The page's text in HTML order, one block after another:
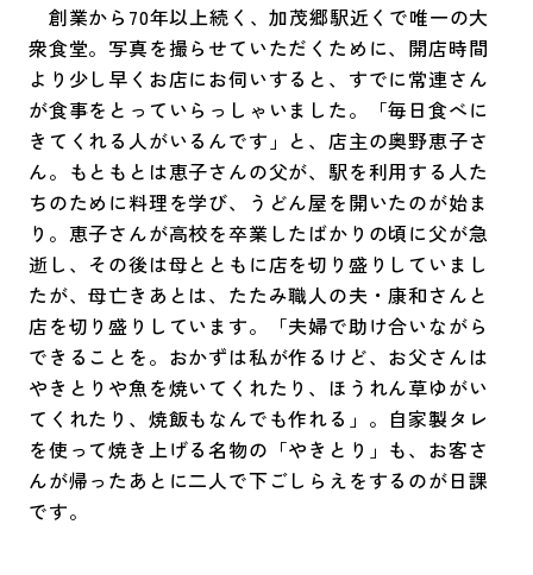
創業から70年以上続く、加茂郷駅近くで唯一の大
衆食堂。写真を撮らせていただくために、開店時間
より少し早くお店にお伺いすると、すでに常連さん
が食事をとっていらっしゃいました。「毎日食べに
きてくれる人がいるんです」と、店主の奥野恵子さ
ん。もともとは恵子さんの父が、駅を利用する人た
ちのために料理を学び、うどん屋を開いたのが始ま
り。恵子さんが高校を卒業したばかりの頃に父が急
逝し、その後は母とともに店を切り盛りしていまし
たが、母亡きあとは、たたみ職人の夫・康和さんと
店を切り盛りしています。「夫婦で助け合いながら
できることを。おかずは私が作るけど、お父さんは
やきとりや魚を焼いてくれたり、ほうれん草ゆがい
てくれたり、焼飯もなんでも作れる」。自家製タレ
を使って焼き上げる名物の「やきとり」も、お客さ
んが帰ったあとに二人で下ごしらえをするのが日課
です。